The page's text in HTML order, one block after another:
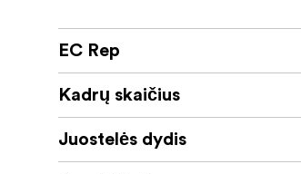
EC Rep
Kadrų skaičius
Juostelės dydis